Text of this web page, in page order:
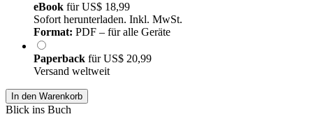
eBook fürUS$ 18,99
Sofort herunterladen. Inkl. MwSt.
Format: PDF – für alle Geräte
Paperback fürUS$ 20,99
Versand weltweit
In den Warenkorb
Blick ins Buch